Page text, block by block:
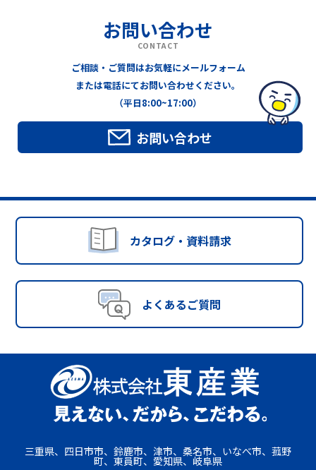
お問い合わせ
CONTACT
ご相談・ご質問はお気軽にメールフォーム
または電話にてお問い合わせください。
（平日8:00~17:00）
お問い合わせ
カタログ・資料請求
よくあるご質問
三重県、四日市市、鈴鹿市、津市、桑名市、いなべ市、菰野
町、東員町、愛知県、岐阜県